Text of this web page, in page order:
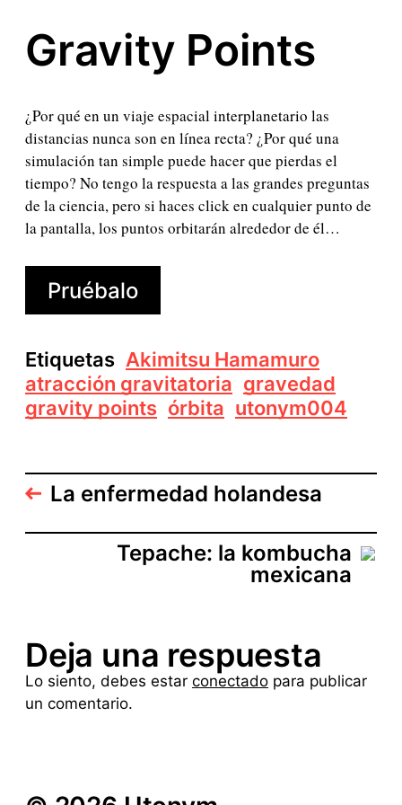
Gravity Points
¿Por qué en un viaje espacial interplanetario las
distancias nunca son en línea recta? ¿Por qué una
simulación tan simple puede hacer que pierdas el
tiempo? No tengo la respuesta a las grandes preguntas
de la ciencia, pero si haces click en cualquier punto de
la pantalla, los puntos orbitarán alrededor de él…
Pruébalo
Etiquetas Akimitsu Hamamuro
atracción gravitatoria gravedad
gravity points órbita utonym004
La enfermedad holandesa
Tepache: la kombucha
mexicana
Deja una respuesta
Lo siento, debes estar conectado para publicar
un comentario.